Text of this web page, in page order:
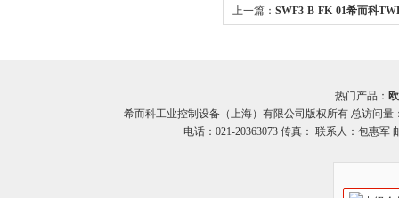
上一篇： SWF3-B-FK-01希而科
热门产品：
希而科工业控制设备（上海）有限公司版权所有 总访问量
电话：021-20363073 传真： 联系人：包惠军